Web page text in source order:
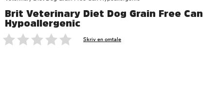
Brit Veterinary Diet Dog Grain Free Can
Hypoallergenic
Skriv en omtale
foo